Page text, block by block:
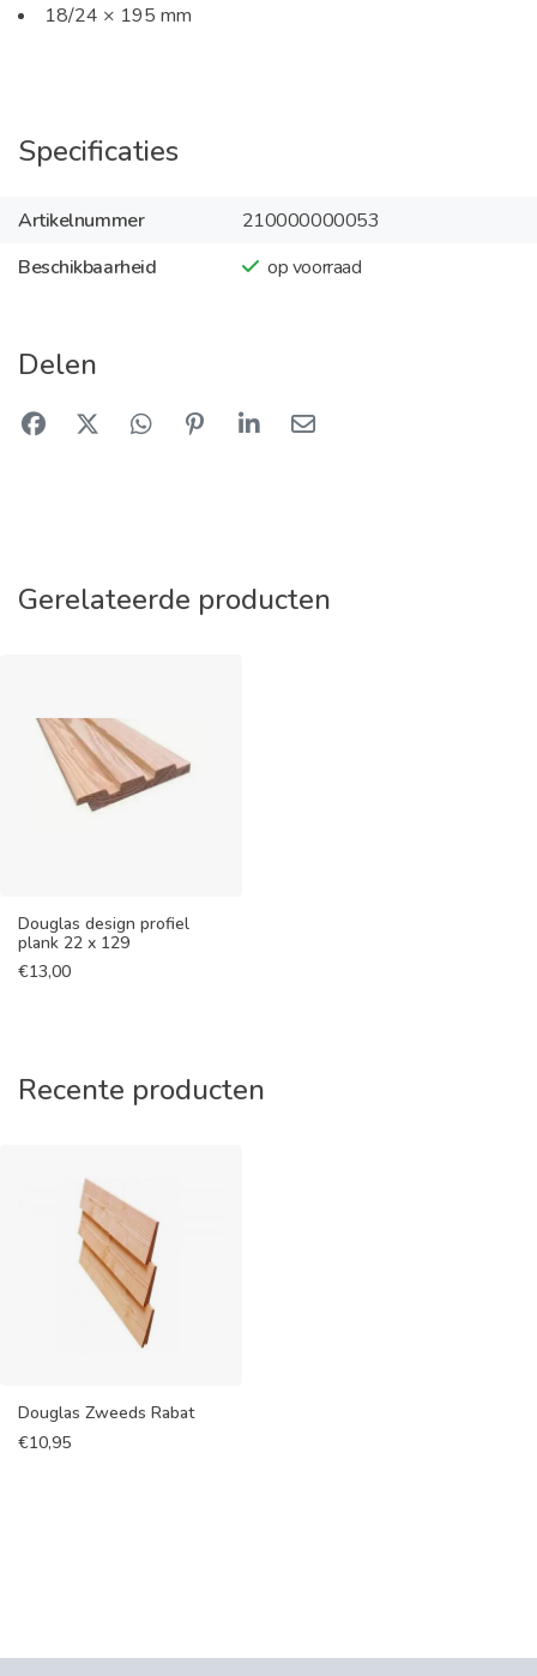
18/24 × 195 mm
Specificaties
Artikelnummer
210000000053
Beschikbaarheid
op voorraad
Delen
Gerelateerde producten
Douglas design profiel
plank 22 x 129
€13,00
Recente producten
Douglas Zweeds Rabat
€10,95